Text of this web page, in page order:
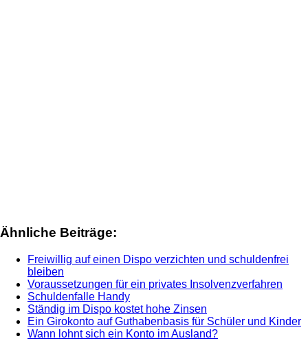
Ähnliche Beiträge:
Freiwillig auf einen Dispo verzichten und schuldenfrei
bleiben
Voraussetzungen für ein privates Insolvenzverfahren
Schuldenfalle Handy
Ständig im Dispo kostet hohe Zinsen
Ein Girokonto auf Guthabenbasis für Schüler und Kinder
Wann lohnt sich ein Konto im Ausland?